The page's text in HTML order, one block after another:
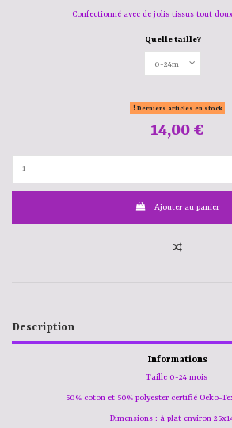
Confectionné avec de jolis tissus tout
Quelle taille?
Derniers articles en stock
14,00 €
Ajouter au panier
Description
Informations
Taille 0-24 mois
50% coton et 50% polyester certifié Oeko-
Dimensions : à plat environ